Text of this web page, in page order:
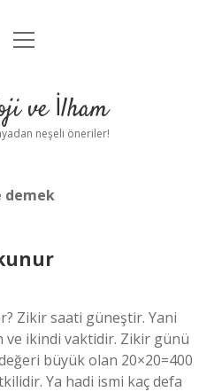
Anasayfa
Uyarı
menüyü
ve İlham
neşeli öneriler!
demek
Zikir saati güneştir. Yani
ve ikindi vaktidir. Zikir günü
büyük olan 20×20=400
Ya hadi ismi kaç defa